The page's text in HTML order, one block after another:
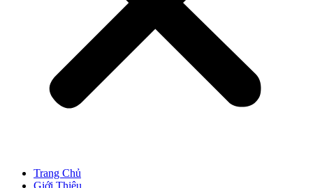
Trang Chủ
Giới Thiệu